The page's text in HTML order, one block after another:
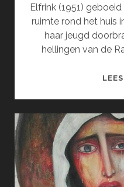
Elfrink (1951)
ruimte rond het huis
haar jeugd
hellingen van de